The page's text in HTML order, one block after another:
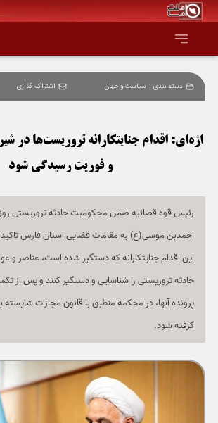
صفحه اصلی
همه عناوین
اقتصاد
سیاست و جهان
دانش و فناوری
حوادث
دسته بندی : سیاست و جهان اشتراک گذاری
اژه‌ای: اقدام جنایتکارانه تروریست‌ها در
و فوریت رسیدگی شود
رئیس قوه قضائیه ضمن محکومیت حادثه تروریستی
احمدبن موسی(ع) به مقامات قضایی استان فارس تاکید
این اقدام جنایتکارانه که دستگیر شده است، عناصر و
حادثه تروریستی را شناسایی و دستگیر کنند و پس از
پرونده آنها، در محکمه منطبق با قانون مجازات شایسته
گرفته شود.